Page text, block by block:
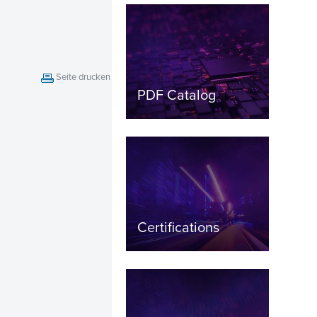
Seite drucken
PDF Catalog
Certifications